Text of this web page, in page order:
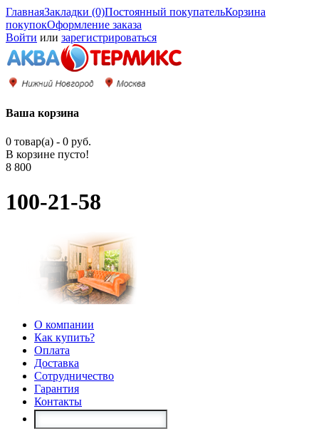
ГлавнаяЗакладки (0)Постоянный покупательКорзина
покупокОформление заказа
Войти или зарегистрироваться
Ваша корзина
0 товар(а) - 0 руб.
В корзине пусто!
8 800
100-21-58
О компании
Как купить?
Оплата
Доставка
Сотрудничество
Гарантия
Контакты